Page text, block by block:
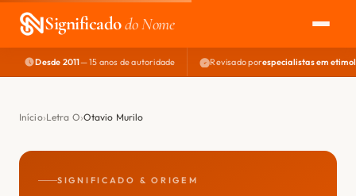
Significadodo Nome
EXPLORAR
NOME PERFEITO
Desde 2011— 15 anos de autoridade Revisado porespecialistas em
Início Letra O Otavio Murilo
SIGNIFICADO & ORIGEM